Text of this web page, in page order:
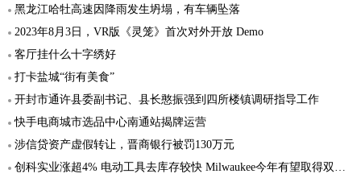
黑龙江哈牡高速因降雨发生坍塌，有车辆坠落
2023年8月3日，VR版《灵笼》首次对外开放 Demo
客厅挂什么十字绣好
打卡盐城“街有美食”
开封市通许县委副书记、县长憨振强到四所楼镇调研指导工作
快手电商城市选品中心南通站揭牌运营
涉信贷资产虚假转让，晋商银行被罚130万元
创科实业涨超4% 电动工具去库存较快 Milwaukee今年有望取得双位数收入增速